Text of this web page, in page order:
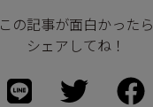
この記事が面白かったら
シェアしてね！